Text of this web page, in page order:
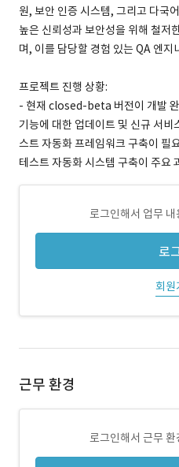
원, 보안 인증 시스템, 그리고 다국
높은 신뢰성과 보안성을 위해 철저
며, 이를 담당할 경험 있는 QA 엔지
프로젝트 진행 상황:
- 현재 closed-beta 버전이 개발
기능에 대한 업데이트 및 신규 서비
스트 자동화 프레임워크 구축이 필
테스트 자동화 시스템 구축이 주요
로그인해서 업무
로
회원
근무 환경
로그인해서 근무